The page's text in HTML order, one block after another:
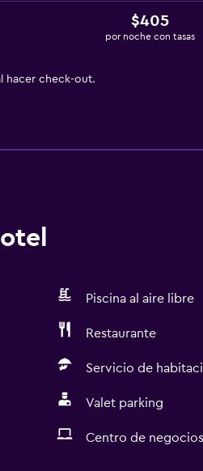
$405
por noche con tasas
hacer check-out.
Piscina al aire libre
Restaurante
Servicio de
Valet parking
Centro de negocios